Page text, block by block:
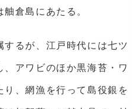
倉島にあたる。
するが、江戸時代には七ツ
、アワビのほか黒海苔・ワ
り、網漁を行って島役銀を